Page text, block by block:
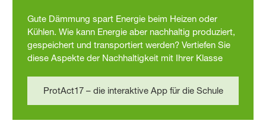
Gute Dämmung spart Energie beim Heizen oder
Kühlen. Wie kann Energie aber nachhaltig produziert,
gespeichert und transportiert werden? Vertiefen Sie
diese Aspekte der Nachhaltigkeit mit Ihrer Klasse
ProtAct17 – die interaktive App für die Schule